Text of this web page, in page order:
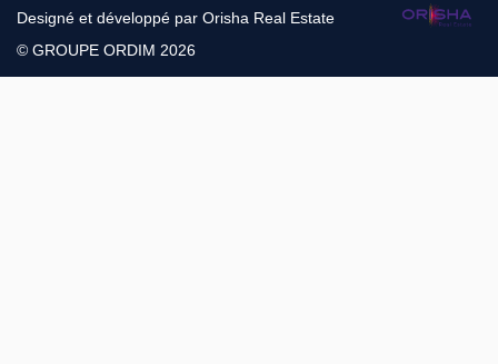
Designé et développé par Orisha Real Estate
© GROUPE ORDIM 2026